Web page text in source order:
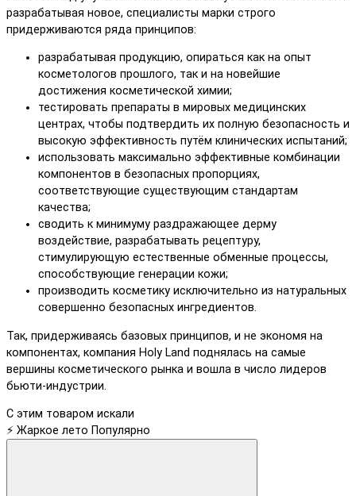
разрабатывая новое, специалисты марки строго
придерживаются ряда принципов:
разрабатывая продукцию, опираться как на опыт
косметологов прошлого, так и на новейшие
достижения косметической химии;
тестировать препараты в мировых медицинских
центрах, чтобы подтвердить их полную безопасность и
высокую эффективность путём клинических испытаний;
использовать максимально эффективные комбинации
компонентов в безопасных пропорциях,
соответствующие существующим стандартам
качества;
сводить к минимуму раздражающее дерму
воздействие, разрабатывать рецептуру,
стимулирующую естественные обменные процессы,
способствующие генерации кожи;
производить косметику исключительно из натуральных
совершенно безопасных ингредиентов.
Так, придерживаясь базовых принципов, и не экономя на
компонентах, компания Holy Land поднялась на самые
вершины косметического рынка и вошла в число лидеров
бьюти-индустрии.
С этим товаром искали
⚡ Жаркое лето Популярно